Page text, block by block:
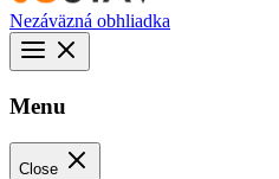
Nezáväzná obhliadka
Menu
Close